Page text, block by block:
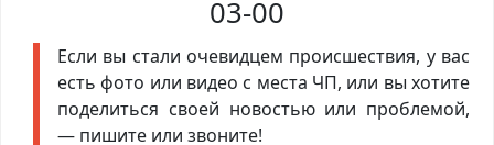
03-00
Если вы стали очевидцем происшествия, у вас
есть фото или видео с места ЧП, или вы хотите
поделиться своей новостью или проблемой,
— пишите или звоните!